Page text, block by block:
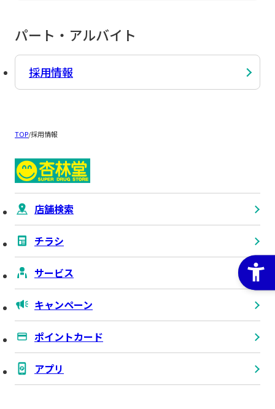
パート・アルバイト
採用情報
TOP/採用情報
店舗検索
チラシ
サービス
キャンペーン
ポイントカード
アプリ